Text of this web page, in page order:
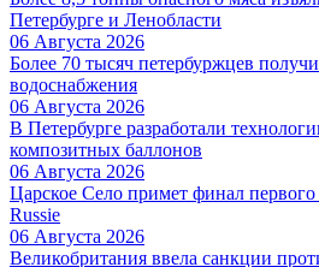
Петербурге и Ленобласти
06 Августа 2026
Более 70 тысяч петербуржцев
водоснабжения
06 Августа 2026
В Петербурге разработали
композитных баллонов
06 Августа 2026
Царское Село примет финал первого
Russie
06 Августа 2026
Великобритания ввела санкции